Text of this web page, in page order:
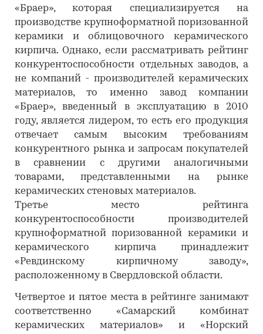
«Браер», которая специализируется на
производстве крупноформатной поризованной
керамики и облицовочного керамического
кирпича. Однако, если рассматривать рейтинг
конкурентоспособности отдельных заводов, а
не компаний - производителей керамических
материалов, то именно завод компании
«Браер», введенный в эксплуатацию в 2010
году, является лидером, то есть его продукция
отвечает самым высоким требованиям
конкурентного рынка и запросам покупателей
в сравнении с другими аналогичными
товарами, представленными на рынке
керамических стеновых материалов.
Третье место рейтинга
конкурентоспособности производителей
крупноформатной поризованной керамики и
керамического кирпича принадлежит
«Ревдинскому кирпичному заводу»,
расположенному в Свердловской области.
Четвертое и пятое места в рейтинге занимают
соответственно «Самарский комбинат
керамических материалов» и «Норский